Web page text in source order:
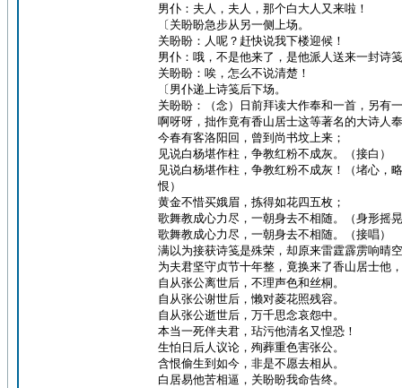
男仆：夫人，夫人，那个白大人又来啦！
〔关盼盼急步从另一侧上场。
关盼盼：人呢？赶快说我下楼迎候！
男仆：哦，不是他来了，是他派人送来一封诗
关盼盼：唉，怎么不说清楚！
〔男仆递上诗笺后下场。
关盼盼：（念）日前拜读大作奉和一首，另有
啊呀呀，拙作竟有香山居士这等著名的大诗人
今春有客洛阳回，曾到尚书坟上来；
见说白杨堪作柱，争教红粉不成灰。（接白）
见说白杨堪作柱，争教红粉不成灰！（堵心
恨）
黄金不惜买娥眉，拣得如花四五枚；
歌舞教成心力尽，一朝身去不相随。（身形摇
歌舞教成心力尽，一朝身去不相随。（接唱）
满以为接获诗笺是殊荣，却原来雷霆霹雳响晴
为夫君坚守贞节十年整，竟换来了香山居士他
自从张公离世后，不理声色和丝桐。
自从张公谢世后，懒对菱花照残容。
自从张公逝世后，万千思念哀怨中。
本当一死伴夫君，玷污他清名又惶恐！
生怕日后人议论，殉葬重色害张公。
含恨偷生到如今，非是不愿去相从。
白居易他苦相逼，关盼盼我命告终。